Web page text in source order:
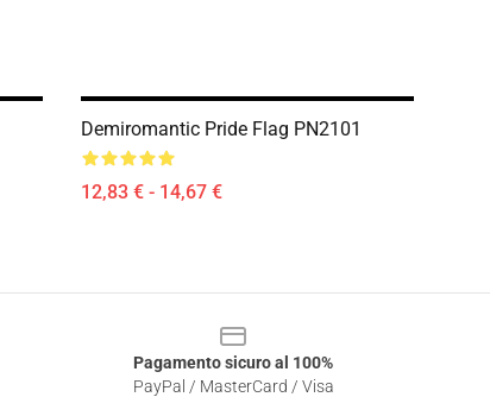
Demiromantic Pride Flag PN2101
12,83 € - 14,67 €
Pagamento sicuro al 100%
PayPal / MasterCard / Visa